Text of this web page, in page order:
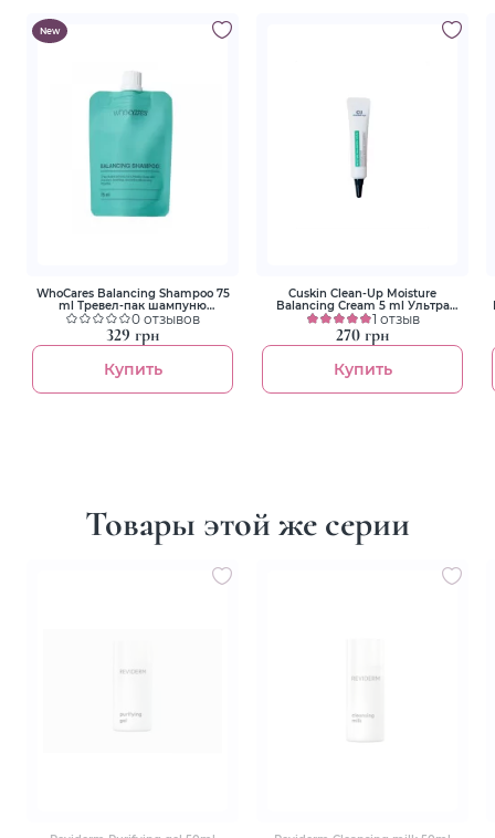
New
WhoCares Balancing Shampoo 75
ml Тревел-пак шампуню
безсульфатного
0 отзывов
329 грн
Купить
Cuskin Clean-Up Moisture
Balancing Cream 5 ml Ультра
увлажняющий крем
1 отзыв
270 грн
Купить
Товары этой же серии